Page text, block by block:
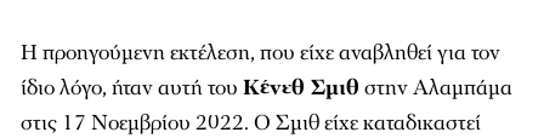
Η προηγούμενη εκτέλεση, που είχε αναβληθεί για τον
ίδιο λόγο, ήταν αυτή του Κένεθ Σμιθ στην Αλαμπάμα
στις 17 Νοεμβρίου 2022. Ο Σμιθ είχε καταδικαστεί